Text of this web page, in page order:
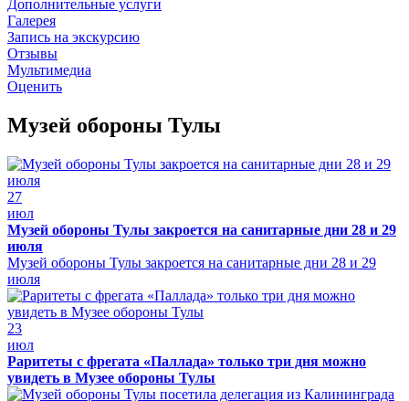
Дополнительные услуги
Галерея
Запись на экскурсию
Отзывы
Мультимедиа
Оценить
Музей обороны Тулы
27
июл
Музей обороны Тулы закроется на санитарные дни 28 и 29
июля
Музей обороны Тулы закроется на санитарные дни 28 и 29
июля
23
июл
Раритеты с фрегата «Паллада» только три дня можно
увидеть в Музее обороны Тулы